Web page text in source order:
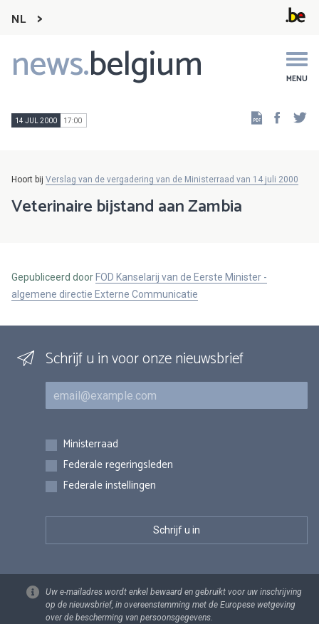
NL
news.belgium MENU
Main
navigation
14 JUL 2000 17:00
Hoort bij Verslag van de vergadering van de Ministerraad van 14 juli 2000
Veterinaire bijstand aan Zambia
Gepubliceerd door FOD Kanselarij van de Eerste Minister -
algemene directie Externe Communicatie
Schrijf u in voor onze nieuwsbrief
E-mail
Inschrijvingen
Ministerraad
Federale regeringsleden
Federale instellingen
Uw e-mailadres wordt enkel bewaard en gebruikt voor uw inschrijving
op de nieuwsbrief, in overeenstemming met de Europese wetgeving
over de bescherming van persoonsgegevens.